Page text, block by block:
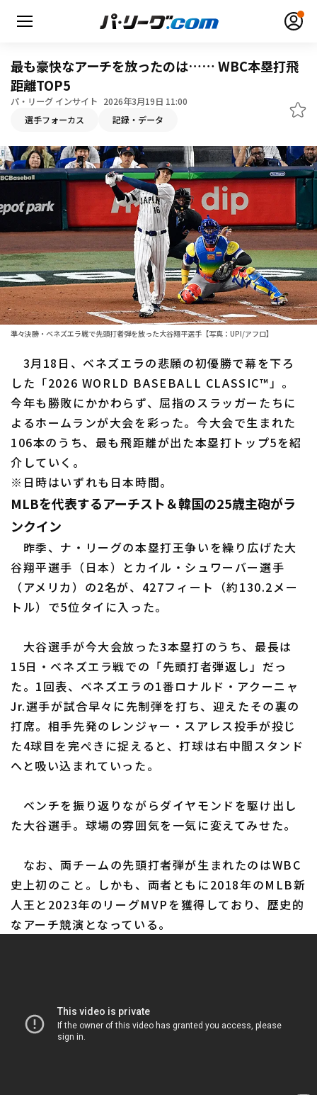
HOME
日程・結果
順位表･成績
1軍公式戦
ファーム東地区
ファーム西地区
交流戦
選手名鑑
選手名鑑トップ
北海道日本ハムファイターズ
埼玉西武ライオンズ
千葉ロッテマリーンズ
オリックス・バファローズ
ニュース
設定
運営会社（別ウィンドウで開く） よくある質問
特定商取引法の表示
最も豪快なアーチを放ったのは…… WBC本塁打飛
距離TOP5
パ・リーグ インサイト 2026年3月19日 11:00
選手フォーカス 記録・データ
準々決勝・ベネズエラ戦で先頭打者弾を放った大谷翔平選手【写真：UPI/アフロ】
3月18日、ベネズエラの悲願の初優勝で幕を下ろ
した「2026 WORLD BASEBALL CLASSIC™」。
今年も勝敗にかかわらず、屈指のスラッガーたちに
よるホームランが大会を彩った。今大会で生まれた
106本のうち、最も飛距離が出た本塁打トップ5を紹
介していく。
※日時はいずれも日本時間。
MLBを代表するアーチスト＆韓国の25歳主砲がラ
ンクイン
昨季、ナ・リーグの本塁打王争いを繰り広げた大
谷翔平選手（日本）とカイル・シュワーバー選手
（アメリカ）の2名が、427フィート（約130.2メー
トル）で5位タイに入った。
大谷選手が今大会放った3本塁打のうち、最長は
15日・ベネズエラ戦での「先頭打者弾返し」だっ
た。1回表、ベネズエラの1番ロナルド・アクーニャ
Jr.選手が試合早々に先制弾を打ち、迎えたその裏の
打席。相手先発のレンジャー・スアレス投手が投じ
た4球目を完ぺきに捉えると、打球は右中間スタンド
へと吸い込まれていった。
ベンチを振り返りながらダイヤモンドを駆け出し
た大谷選手。球場の雰囲気を一気に変えてみせた。
なお、両チームの先頭打者弾が生まれたのはWBC
史上初のこと。しかも、両者ともに2018年のMLB新
人王と2023年のリーグMVPを獲得しており、歴史的
なアーチ競演となっている。